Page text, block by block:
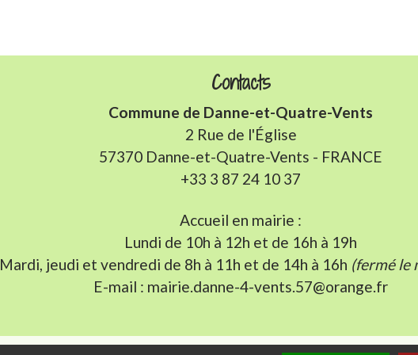
Contacts
Commune de Danne-et-Quatre-Vents
2 Rue de l'Église
57370 Danne-et-Quatre-Vents - FRANCE
+33 3 87 24 10 37
Accueil en mairie :
Lundi de 10h à 12h et de 16h à 19h
Mardi, jeudi et vendredi de 8h à 11h et de 14h à 16h (fermé le
E-mail : mairie.danne-4-vents.57@orange.fr